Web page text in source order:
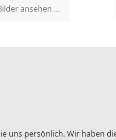
ansehen …
uns persönlich. Wir haben